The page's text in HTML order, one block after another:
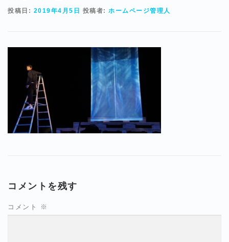
投稿日: 2019年4月5日 投稿者: ホームページ管理人
コメントを残す
コメント ※